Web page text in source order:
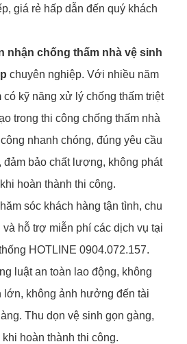
giá rẻ hấp dẫn đến quý khách
nhận chống thấm nhà vệ sinh
chuyên nghiệp. Với nhiều năm
có kỹ năng xử lý chống thấm triệt
trong thi công chống thấm nhà
nhanh chóng, đúng yêu cầu
đảm bảo chất lượng, không phát
hoàn thành thi công.
sóc khách hàng tận tình, chu
hỗ trợ miễn phí các dịch vụ tại
HOTLINE 0904.072.157.
luật an toàn lao động, không
lớn, không ảnh hưởng đến tài
Thu dọn vệ sinh gọn gàng,
hoàn thành thi công.